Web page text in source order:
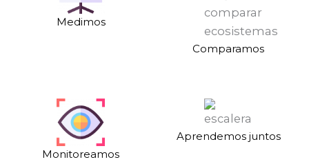
Medimos
Comparamos
Monitoreamos
Aprendemos juntos